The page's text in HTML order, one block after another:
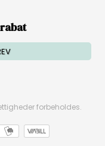
forbeholdes.